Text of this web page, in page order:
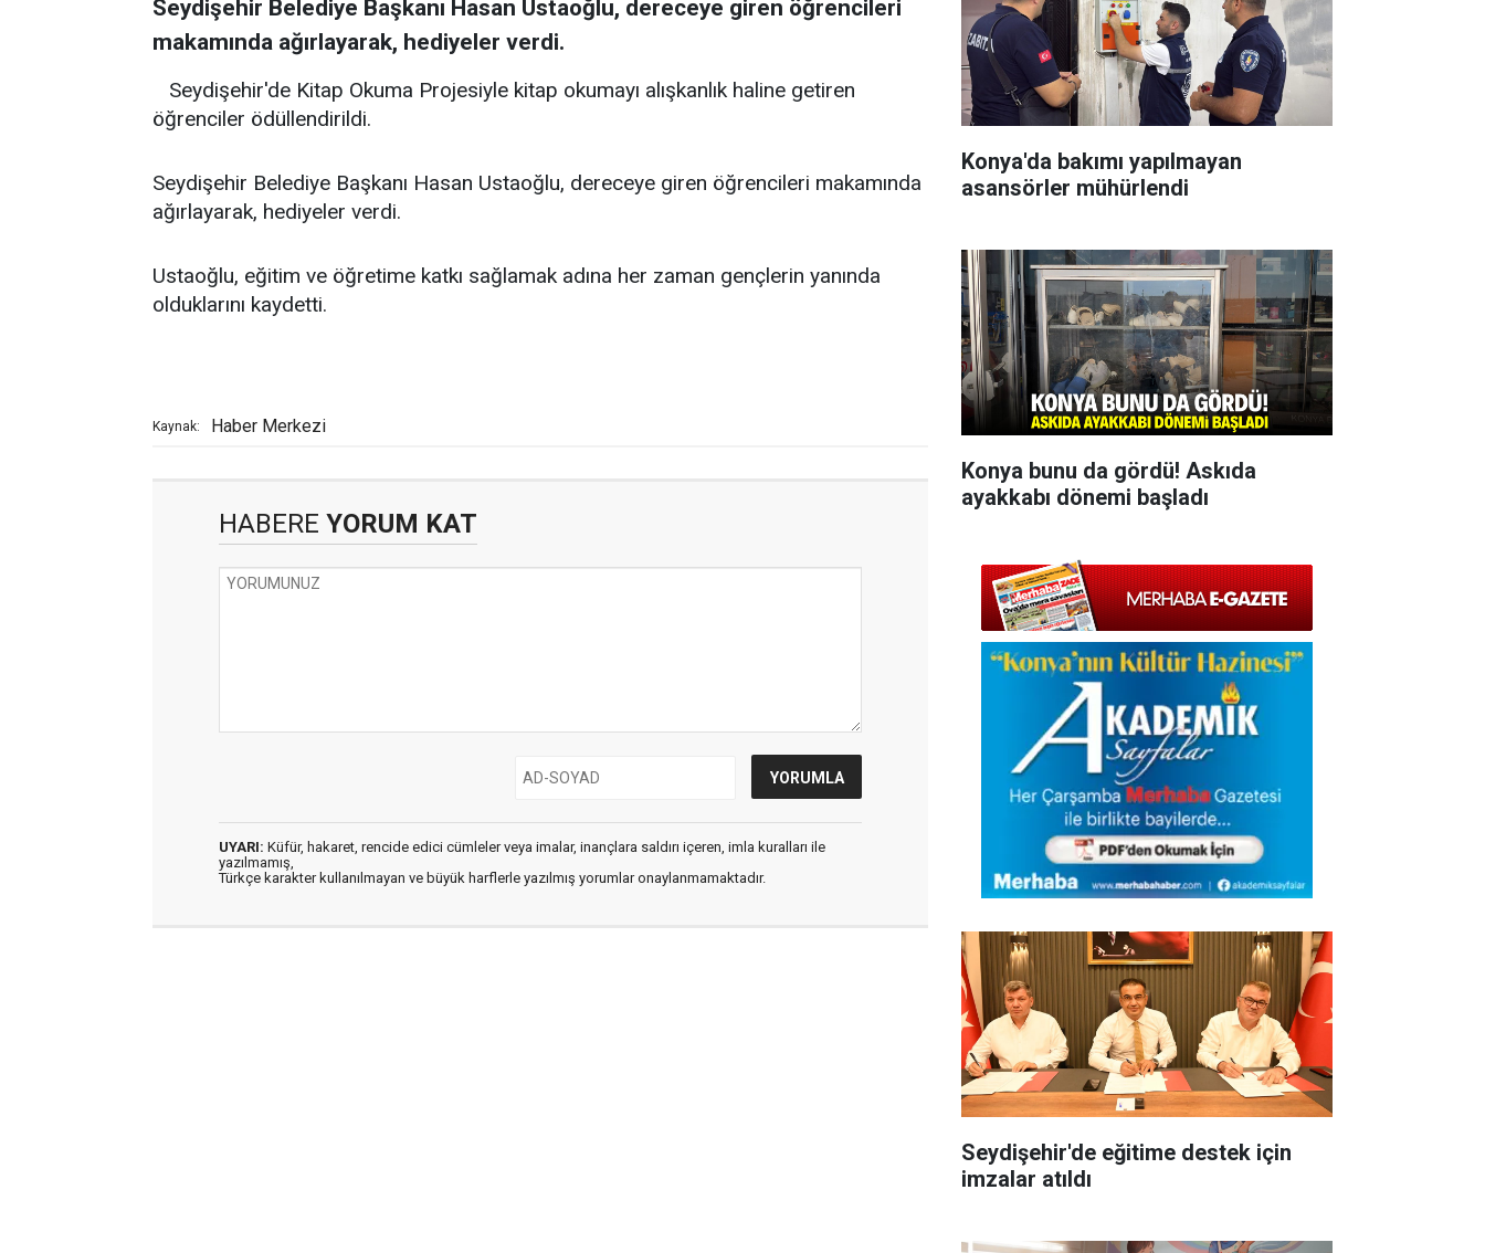
Seydişehir Belediye Başkanı Hasan Ustaoğlu, dereceye giren öğrencileri
makamında ağırlayarak, hediyeler verdi.
Seydişehir'de Kitap Okuma Projesiyle kitap okumayı alışkanlık haline getiren
öğrenciler ödüllendirildi.
Seydişehir Belediye Başkanı Hasan Ustaoğlu, dereceye giren öğrencileri makamında
ağırlayarak, hediyeler verdi.
Ustaoğlu, eğitim ve öğretime katkı sağlamak adına her zaman gençlerin yanında
olduklarını kaydetti.
Kaynak: Haber Merkezi
HABERE YORUM KAT
UYARI: Küfür, hakaret, rencide edici cümleler veya imalar, inançlara saldırı içeren, imla kuralları ile
yazılmamış,
Türkçe karakter kullanılmayan ve büyük harflerle yazılmış yorumlar onaylanmamaktadır.
Konya'da bakımı yapılmayan
asansörler mühürlendi
Konya bunu da gördü! Askıda
ayakkabı dönemi başladı
Seydişehir'de eğitime destek için
imzalar atıldı